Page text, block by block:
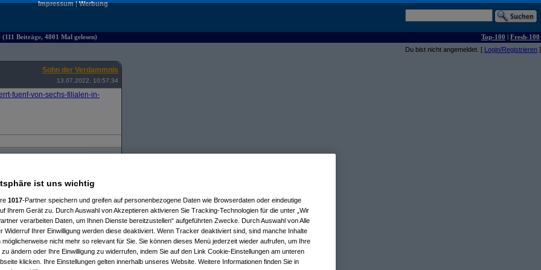
Impressum|Werbung
Beiträge, 4801 Mal gelesen) Top-100 | Fresh-100
Du bist nicht angemeldet. [ Login/Registrieren ]
Sohn der Verdammnis
13.07.2022, 10:57:34
fuenf-von-sechs-filialen-in-
10:58:59)
am 13.07.2022, 11:01:41)
11:28:59)
23:27:16)
am 17.07.2022, 08:34:10)
11:11:29)
am 13.07.2022, 11:15:12)
13.07.2022, 11:19:29)
am 13.07.2022, 11:23:38)
ist uns wichtig
1017-Partner speichern und greifen auf personenbezogene Daten wie Browserdaten oder eindeutige
Ihrem Gerät zu. Durch Auswahl von Akzeptieren aktivieren Sie Tracking-Technologien für die unter „Wir
verarbeiten Daten, um Ihnen Dienste bereitzustellen“ aufgeführten Zwecke. Durch Auswahl von Alle
Widerruf Ihrer Einwilligung werden diese deaktiviert. Wenn Tracker deaktiviert sind, sind manche Inhalte
möglicherweise nicht mehr so relevant für Sie. Sie können dieses Menü jederzeit wieder aufrufen, um Ihre
zu ändern oder Ihre Einwilligung zu widerrufen, indem Sie auf den Link Cookie-Einstellungen am unteren
klicken. Ihre Einstellungen gelten innerhalb unseres Website. Weitere Informationen finden Sie in